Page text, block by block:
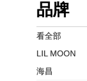
品牌
看全部
LIL MOON
海昌